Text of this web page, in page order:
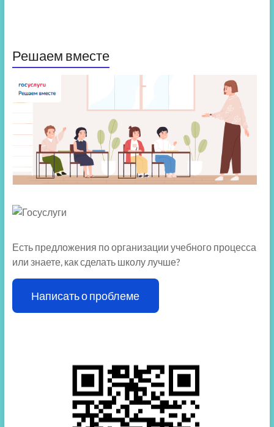
Решаем вместе
Есть предложения по организации учебного процесса
или знаете, как сделать школу лучше?
Написать о проблеме